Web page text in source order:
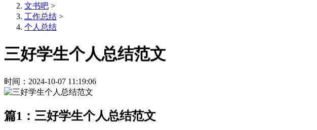
文书吧 >
工作总结 >
个人总结
三好学生个人总结范文
时间：2024-10-07 11:19:06
篇1：三好学生个人总结范文